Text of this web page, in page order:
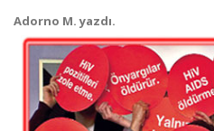
Adorno M. yazdı.